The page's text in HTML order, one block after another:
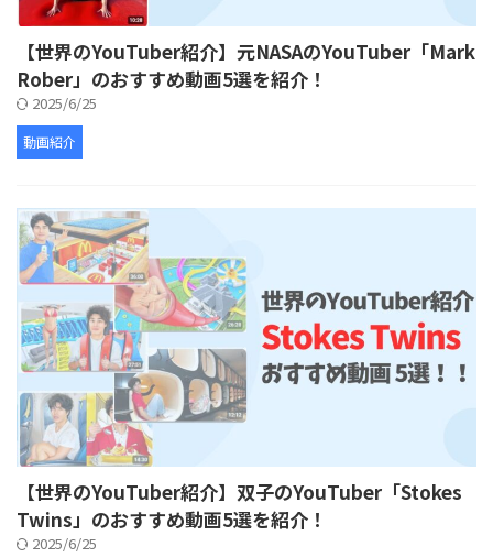
【世界のYouTuber紹介】元NASAのYouTuber「Mark
Rober」のおすすめ動画5選を紹介！
2025/6/25
動画紹介
【世界のYouTuber紹介】双子のYouTuber「Stokes
Twins」のおすすめ動画5選を紹介！
2025/6/25